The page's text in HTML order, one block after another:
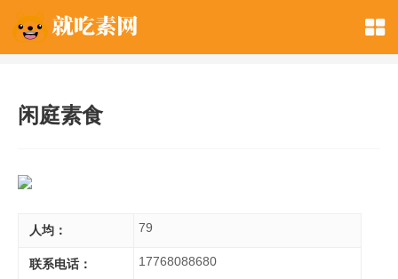
闲庭素食
人均： 79
联系电话： 17768088680